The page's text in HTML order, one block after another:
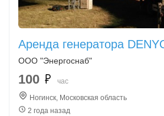
Аренда генератора
ООО "Энергоснаб"
100
час
Ногинск, Московская область
2 года назад